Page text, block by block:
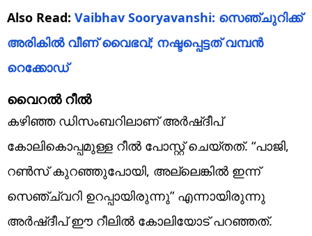
Also Read: Vaibhav Sooryavanshi: സെഞ്ചുറിക്ക്
അരികില്‍ വീണ് വൈഭവ്; നഷ്ടപ്പെട്ടത് വമ്പന്‍
റെക്കോഡ്‌
വൈറല്‍ റീല്‍
കഴിഞ്ഞ ഡിസംബറിലാണ് അര്‍ഷ്ദീപ്
കോലികൊപ്പമുള്ള റീല്‍ പോസ്റ്റ് ചെയ്തത്. “പാജി,
റൺസ് കുറഞ്ഞുപോയി, അല്ലെങ്കിൽ ഇന്ന്
സെഞ്ച്വറി ഉറപ്പായിരുന്നു” എന്നായിരുന്നു
അർഷ്ദീപ് ഈ റീലില്‍ കോലിയോട്‌ പറഞ്ഞത്.